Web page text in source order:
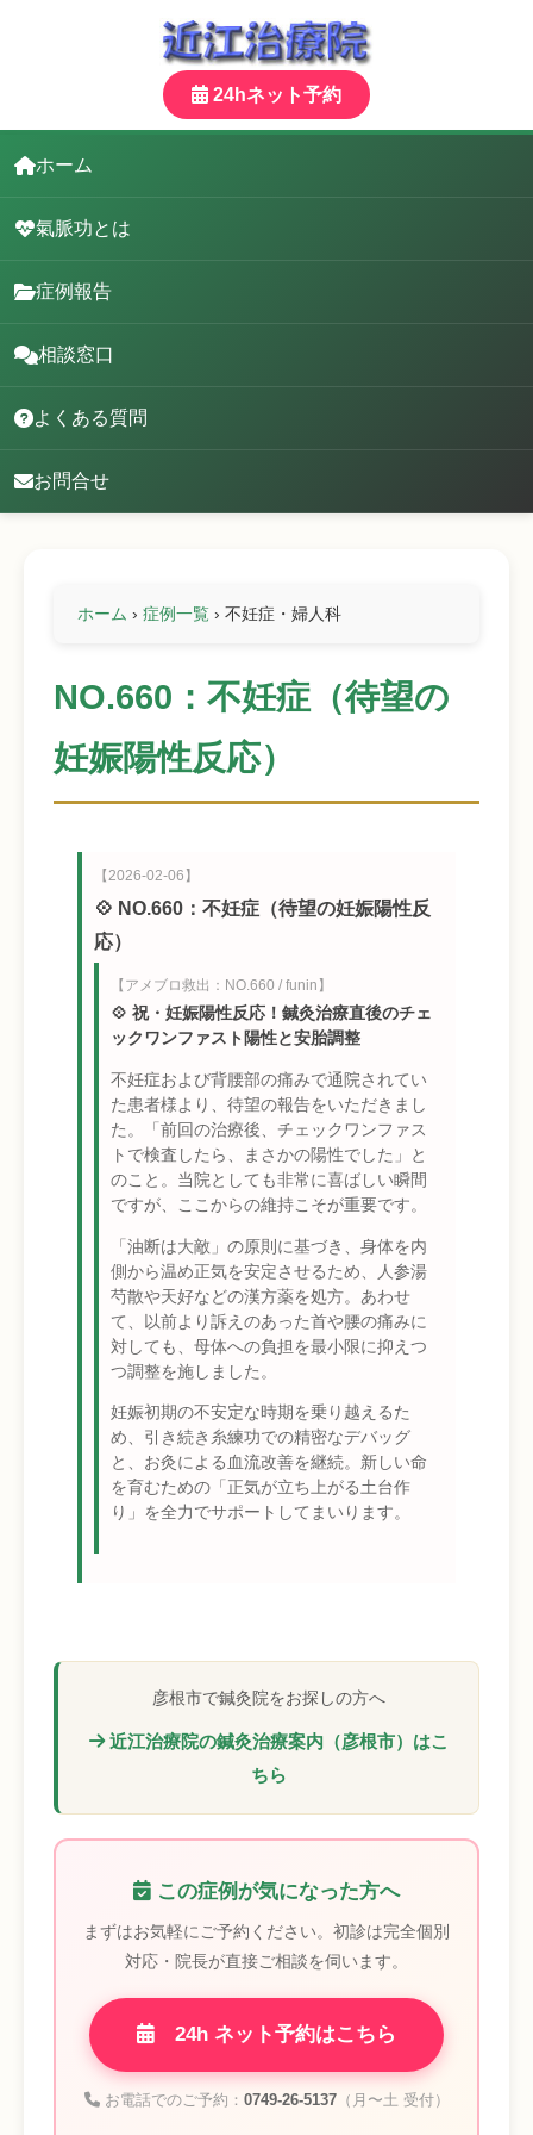
24hネット予約
ホーム
氣脈功とは
症例報告
相談窓口
よくある質問
お問合せ
ホーム › 症例一覧 › 不妊症・婦人科
NO.660：不妊症（待望の
妊娠陽性反応）
【2026-02-06】
💠 NO.660：不妊症（待望の妊娠陽性反
応）
【アメブロ救出：NO.660 / funin】
💠 祝・妊娠陽性反応！鍼灸治療直後のチェ
ックワンファスト陽性と安胎調整
不妊症および背腰部の痛みで通院されてい
た患者様より、待望の報告をいただきまし
た。「前回の治療後、チェックワンファス
トで検査したら、まさかの陽性でした」と
のこと。当院としても非常に喜ばしい瞬間
ですが、ここからの維持こそが重要です。
「油断は大敵」の原則に基づき、身体を内
側から温め正気を安定させるため、人参湯
芍散や天好などの漢方薬を処方。あわせ
て、以前より訴えのあった首や腰の痛みに
対しても、母体への負担を最小限に抑えつ
つ調整を施しました。
妊娠初期の不安定な時期を乗り越えるた
め、引き続き糸練功での精密なデバッグ
と、お灸による血流改善を継続。新しい命
を育むための「正気が立ち上がる土台作
り」を全力でサポートしてまいります。
彦根市で鍼灸院をお探しの方へ
近江治療院の鍼灸治療案内（彦根市）はこ
ちら
この症例が気になった方へ
まずはお気軽にご予約ください。初診は完全個別
対応・院長が直接ご相談を伺います。
24h ネット予約はこちら
お電話でのご予約： 0749-26-5137（月〜土 受付）